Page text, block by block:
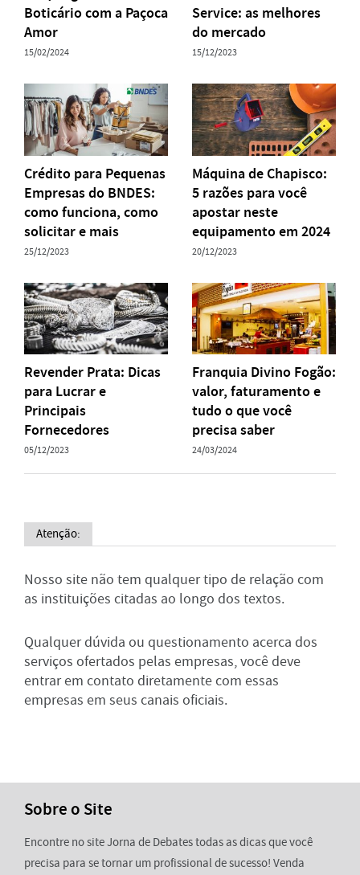
Boticário com a Paçoca
Amor
15/02/2024
Service: as melhores
do mercado
15/12/2023
Crédito para Pequenas
Empresas do BNDES:
como funciona, como
solicitar e mais
25/12/2023
Máquina de Chapisco:
5 razões para você
apostar neste
equipamento em 2024
20/12/2023
Revender Prata: Dicas
para Lucrar e
Principais
Fornecedores
05/12/2023
Franquia Divino Fogão:
valor, faturamento e
tudo o que você
precisa saber
24/03/2024
Atenção:
Nosso site não tem qualquer tipo de relação com
as instituições citadas ao longo dos textos.
Qualquer dúvida ou questionamento acerca dos
serviços ofertados pelas empresas, você deve
entrar em contato diretamente com essas
empresas em seus canais oficiais.
Sobre o Site
Encontre no site Jorna de Debates todas as dicas que você
precisa para se tornar um profissional de sucesso! Venda